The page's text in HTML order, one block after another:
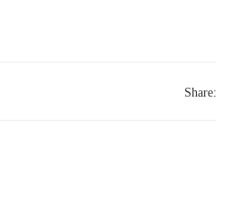
Share: